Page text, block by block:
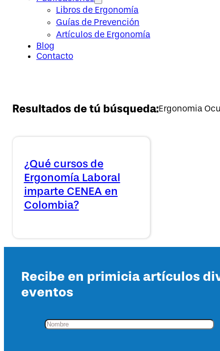
Libros de Ergonomía
Guías de Prevención
Artículos de Ergonomía
Blog
Contacto
Resultados de tú búsqueda:Ergonomia
¿Qué cursos de
Ergonomía Laboral
imparte CENEA en
Colombia?
Recibe en primicia artículos
eventos